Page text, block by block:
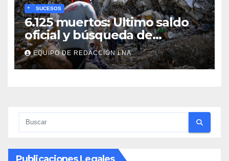
* SUCESOS
6.125 muertos: Ultimo saldo
oficial y búsqueda de
cadáveres continúa entre los
escombros
EQUIPO DE REDACCIÓN LNA